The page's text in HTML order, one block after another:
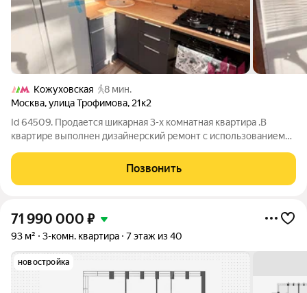
Кожуховская
8 мин.
Москва,улица Трофимова, 21к2
Id 64509. Продается шикарная 3-х комнатная квартира .В
квартире выполнен дизайнерский ремонт с использованием
изолированные комнаты, кухня и раздельный санузел. Вся
мебель и техника останутся
Позвонить
71 990 000 ₽
93 м² 3-комн. квартира 7 этаж из 40
новостройка